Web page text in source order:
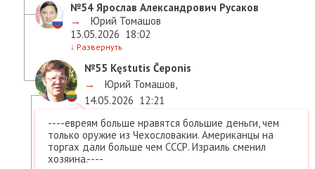
№54 Ярослав Александрович Русаков
→
Юрий Томашов
13.05.2026 18:02
↓ Развернуть
№55 Kęstutis Čeponis
→
Юрий Томашов,
14.05.2026 12:21
----евреям больше нравятся большие деньги, чем
только оружие из Чехословакии. Американцы на
торгах дали больше чем СССР. Израиль сменил
хозяина.----